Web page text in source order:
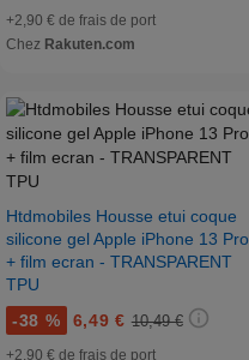
+2,90 € de frais de port
Chez Rakuten.com
Htdmobiles Housse etui coque
silicone gel Apple iPhone 13 Pro
+ film ecran - TRANSPARENT
TPU
-38 % 6,49 € 10,49 €
+2,90 € de frais de port